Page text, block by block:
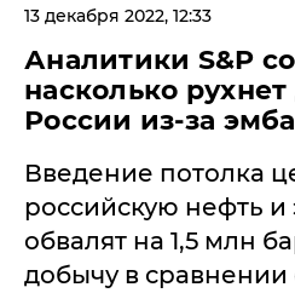
13 декабря 2022, 12:33
Аналитики S&P
насколько
России из-за
Введение потолка
российскую нефть
обвалят на 1,5 млн
добычу в